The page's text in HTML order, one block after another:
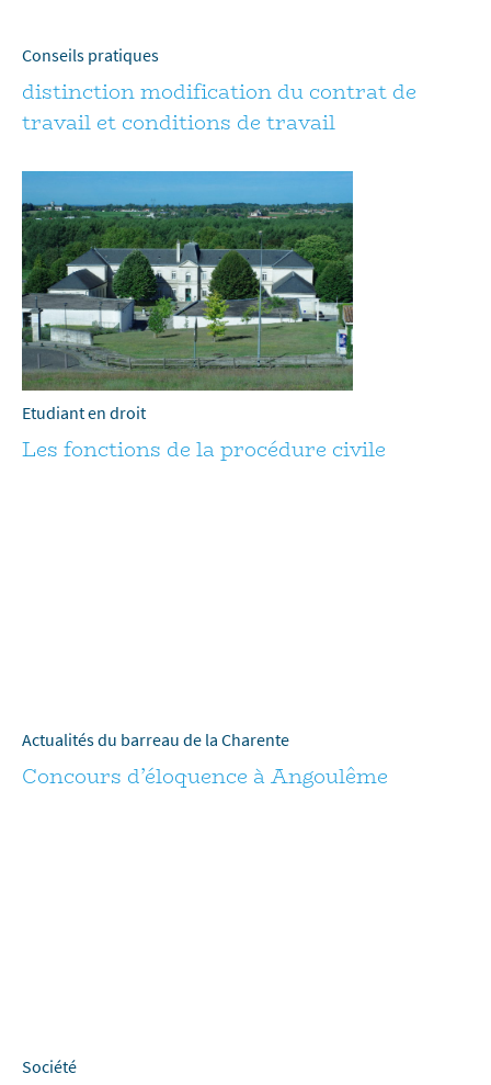
Conseils pratiques
distinction modification du contrat de
travail et conditions de travail
Etudiant en droit
Les fonctions de la procédure civile
Actualités du barreau de la Charente
Concours d’éloquence à Angoulême
Société